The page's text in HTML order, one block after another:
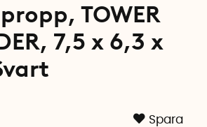
TOWER
7,5 x 6,3 x
Spara